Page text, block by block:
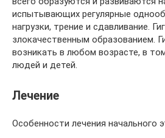
испытывающих регулярные
нагрузки, трение и сдавливание.
злокачественным образованием.
возникать в любом возрасте, в
людей и детей.
Лечение
Особенности лечения начального